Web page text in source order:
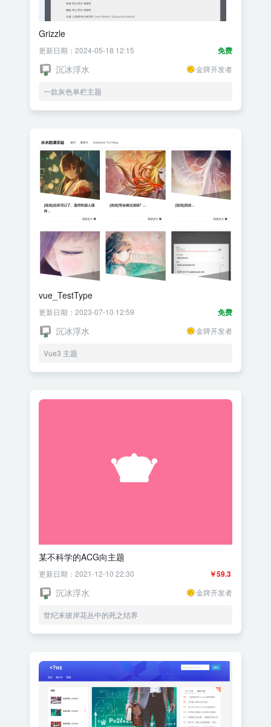
Grizzle
免费
更新日期：2024-05-18 12:15
沉冰浮水 金牌开发者
一款灰色单栏主题
vue_TestType
免费
更新日期：2023-07-10 12:59
沉冰浮水 金牌开发者
Vue3 主题
某不科学的ACG向主题
￥59.3
更新日期：2021-12-10 22:30
沉冰浮水 金牌开发者
世纪末彼岸花丛中的死之结界